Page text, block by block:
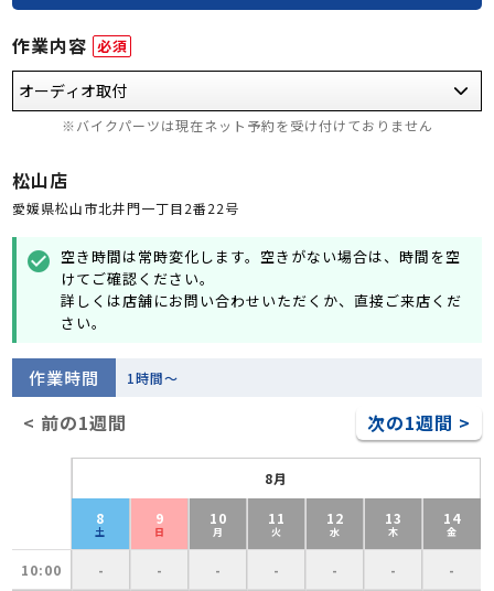
作業内容 必須
※バイクパーツは現在ネット予約を受け付けておりません
松山店
愛媛県松山市北井門一丁目2番22号
check_circle 空き時間は常時変化します。空きがない場合は、時間を空
けてご確認ください。
詳しくは店舗にお問い合わせいただくか、直接ご来店くだ
さい。
作業時間 1時間～
< 前の1週間 次の1週間 >
8月
8
土
9
日
10
月
11
火
12
水
13
木
14
金
10:00 - - - - - - -